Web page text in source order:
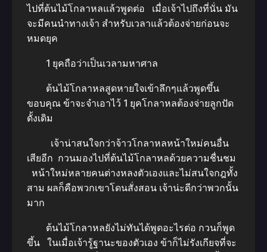
ไปที่ต้นไม้โกลาหลแล้วพูดต่อ เมื่อเจ้าไปถึงที่นั่น มัน
จะมีคนนำทางเจ้า สำหรับเวลาแล้วต้องจ่ายก่อนจะ
หมดยุค
1 ยุคถือว่าเป็นเวลามหาศาล
ต้นไม้โกลาหลสูดหายใจเข้าลึกๆแล้วพูดขึ้น
ขอบคุณ ข้าจะจำเอาไว้ 1 ยุคโกลาหลต้องจ่ายลูกปัด
ดั้งเดิม
เจ้าน่าสนใจกว่าจ้าวโกลาหลหน้าใหม่คนอื่น
เสียอีก กวนมองไปที่ต้นไม้โกลาหลด้วยความชื่นชม
หน้าใหม่หลายคนต่างหลงตัวเองและไม่สนใจกฎทั้ง
สาม ผลก็คือพวกเขาโดนสั่งสอน เจ้าน่ะดีกว่าพวกนั้น
มาก
ต้นไม้โกลาหลยังไม่ทันได้พูดอะไรต่อ กวนก็พูด
ขึ้น ในเมื่อเจ้ารู้ฐานะของตัวเอง ข้าก็ไม่รังเกียจที่จะ